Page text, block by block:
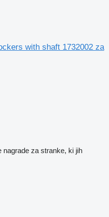
with shaft 1732002 za
nagrade za stranke, ki jih